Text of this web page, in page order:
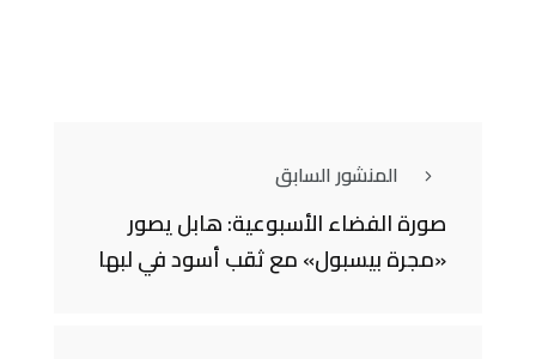
المنشور السابق
صورة الفضاء الأسبوعية: هابل يصور
«مجرة بيسبول» مع ثقب أسود في لبها